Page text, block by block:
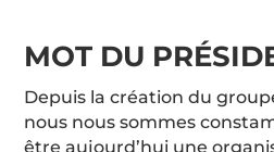
MOT DU
Depuis la création du
nous nous sommes
être aujourd’hui une